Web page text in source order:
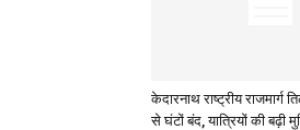
केदारनाथ राष्ट्रीय राजमार्ग
से घंटों बंद, यात्रियों की बढ़ी